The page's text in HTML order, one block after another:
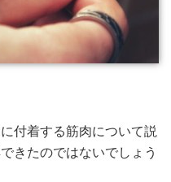
付着する筋肉について説
きたのではないでしょう